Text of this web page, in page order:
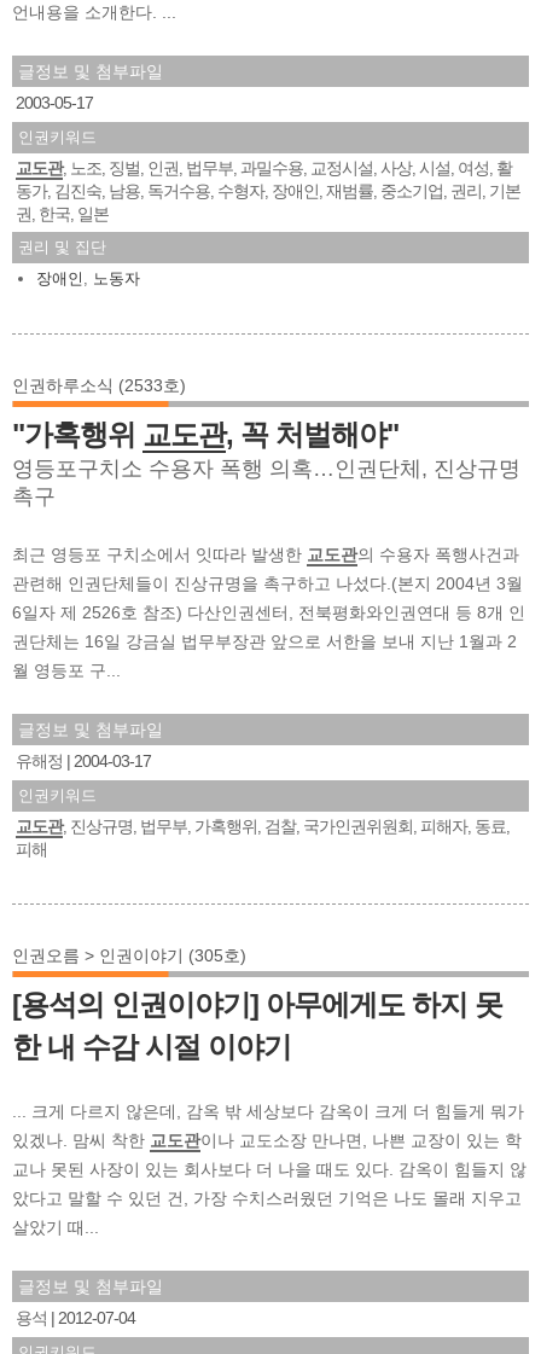
언내용을 소개한다. ...
글정보 및 첨부파일
2003-05-17
인권키워드
교도관, 노조 징벌 인권 법무부 과밀수용 교정시설 사상, 시설 여성 활
동가, 김진숙 남용 독거수용 수형자, 장애인 재범률 중소기업 권리 기본
권 한국 일본
권리 및 집단
장애인
노동자
인권하루소식 (2533호)
"가혹행위 교도관, 꼭 처벌해야"
영등포구치소 수용자 폭행 의혹…인권단체, 진상규명
촉구
최근 영등포 구치소에서 잇따라 발생한 교도관의 수용자 폭행사건과
관련해 인권단체들이 진상규명을 촉구하고 나섰다.(본지 2004년 3월
6일자 제 2526호 참조) 다산인권센터, 전북평화와인권연대 등 8개 인
권단체는 16일 강금실 법무부장관 앞으로 서한을 보내 지난 1월과 2
월 영등포 구...
글정보 및 첨부파일
유해정
2004-03-17
인권키워드
교도관, 진상규명 법무부 가혹행위 검찰, 국가인권위원회 피해자, 동료
피해
인권오름 > 인권이야기 (305호)
[용석의 인권이야기] 아무에게도 하지 못
한 내 수감 시절 이야기
... 크게 다르지 않은데, 감옥 밖 세상보다 감옥이 크게 더 힘들게 뭐가
있겠나. 맘씨 착한 교도관이나 교도소장 만나면, 나쁜 교장이 있는 학
교나 못된 사장이 있는 회사보다 더 나을 때도 있다. 감옥이 힘들지 않
았다고 말할 수 있던 건, 가장 수치스러웠던 기억은 나도 몰래 지우고
살았기 때...
글정보 및 첨부파일
용석
2012-07-04